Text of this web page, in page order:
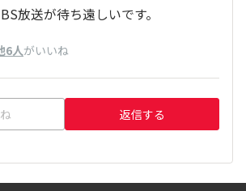
放送が待ち遠しいです。
6人がいいね
返信する